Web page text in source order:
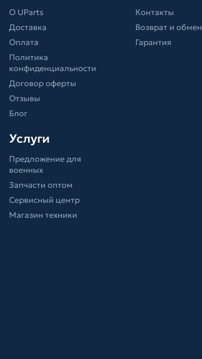
О UParts
Доставка
Оплата
Политика
конфиденциальности
Договор оферты
Отзывы
Блог
Услуги
Предложение для
военных
Запчасти оптом
Сервисный центр
Магазин техники
Контакты
Возврат и обмен
Гарантия